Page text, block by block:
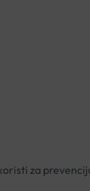
za